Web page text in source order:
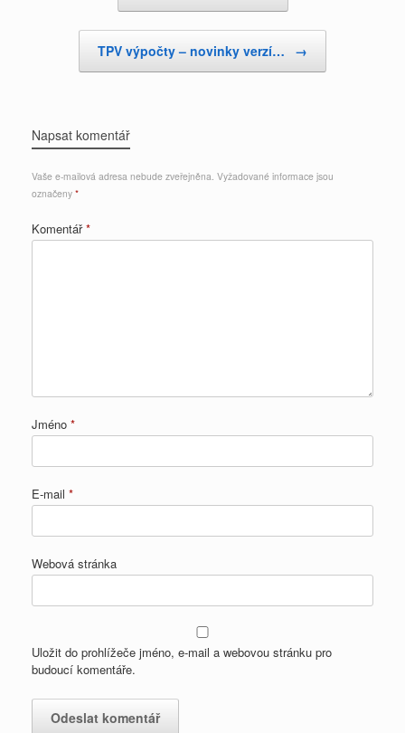
TPV výpočty – novinky verzí… →
Napsat komentář
Vaše e-mailová adresa nebude zveřejněna. Vyžadované informace jsou
označeny *
Komentář*
Jméno *
E-mail *
Webová stránka
Uložit do prohlížeče jméno, e-mail a webovou stránku pro
budoucí komentáře.